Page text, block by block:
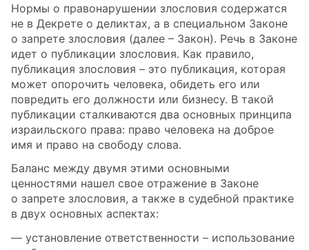
Нормы о правонарушении злословия содержатся
не в Декрете о деликтах, а в специальном Законе
о запрете злословия (далее – Закон). Речь в Законе
идет о публикации злословия. Как правило,
публикация злословия – это публикация, которая
может опорочить человека, обидеть его или
повредить его должности или бизнесу. В такой
публикации сталкиваются два основных принципа
израильского права: право человека на доброе
имя и право на свободу слова.
Баланс между двумя этими основными
ценностями нашел свое отражение в Законе
о запрете злословия, а также в судебной практике
в двух основных аспектах:
— установление ответственности – использование